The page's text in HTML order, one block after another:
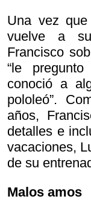
Una vez
vuelve a
Francisco
“le
conoció a
pololeó”.
años,
detalles e
vacaciones,
de su
Malos amos